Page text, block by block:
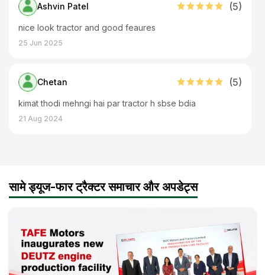
Ashvin Patel (5)
nice look tractor and good feaures
25 Jun 2025
Chetan (5)
kimat thodi mehngi hai par tractor h sbse bdia
21 Aug 2024
Same deutz fahr Agrolux 80 4WD
25 Jul 2023
सामे ड्यूज-फार ट्रैक्टर समाचार और अपडेट्स